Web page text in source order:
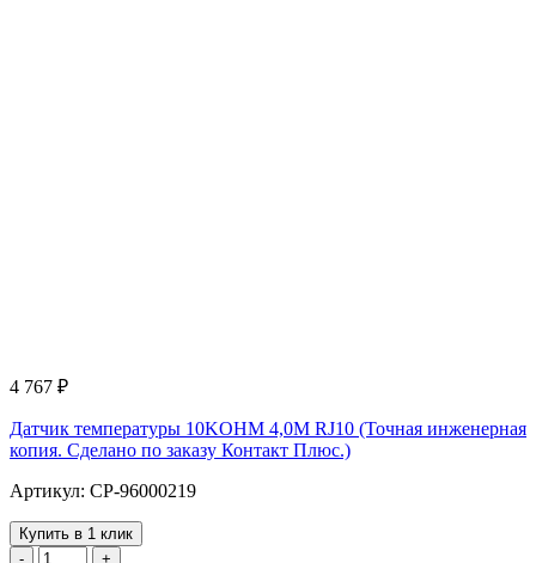
4 767 ₽
Датчик температуры 10KOHM 4,0M RJ10 (Точная инженерная
копия. Cделано по заказу Контакт Плюс.)
Артикул: CP-96000219
Купить в 1 клик
-
+